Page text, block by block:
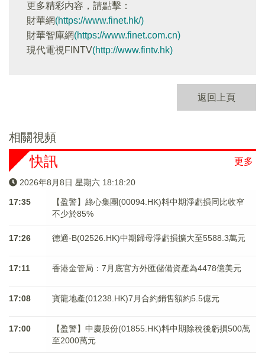
更多精彩内容，請點擊：
財華網(https://www.finet.hk/)
財華智庫網(https://www.finet.com.cn)
現代電視FINTV(http://www.fintv.hk)
返回上頁
相關視頻
更多
快訊
2026年8月8日 星期六 18:18:20
17:35
【盈警】綠心集團(00094.HK)料中期淨虧損同比收窄
不少於85%
17:26 德適-B(02526.HK)中期歸母淨虧損擴大至5588.3萬元
17:11 香港金管局：7月底官方外匯儲備資產為4478億美元
17:08 寶龍地產(01238.HK)7月合約銷售額約5.5億元
17:00
【盈警】中慶股份(01855.HK)料中期除稅後虧損500萬
至2000萬元